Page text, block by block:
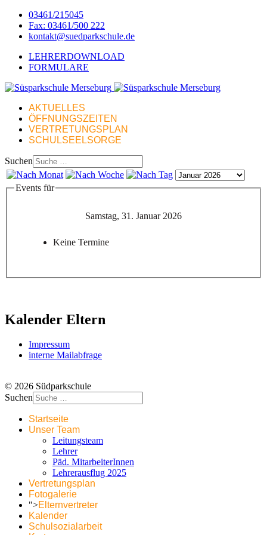
03461/215045
Fax: 03461/500 222
kontakt@suedparkschule.de
LEHRERDOWNLOAD
FORMULARE
AKTUELLES
ÖFFNUNGSZEITEN
VERTRETUNGSPLAN
SCHULSEELSORGE
Suchen
Events für
Samstag, 31. Januar 2026
Keine Termine
Kalender Eltern
Impressum
interne Mailabfrage
© 2026 Südparkschule
Suchen
Startseite
Unser Team
Leitungsteam
Lehrer
Päd. MitarbeiterInnen
Lehrerausflug 2025
Vertretungsplan
Fotogalerie
">Elternvertreter
Kalender
Schulsozialarbeit